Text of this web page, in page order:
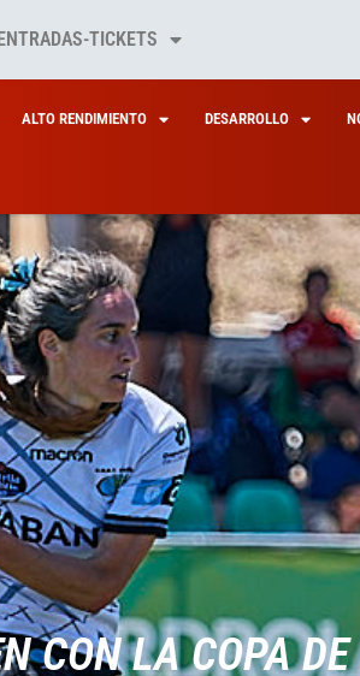
TICKETS
ALTO RENDIMIENTO DESARROLLO
CON LA COPA